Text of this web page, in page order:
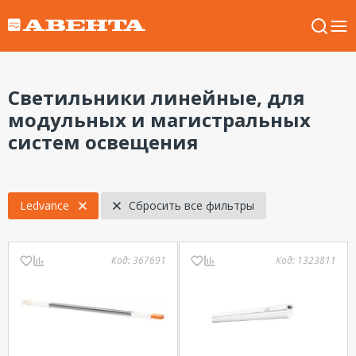
Светильники линейные, для
модульных и магистральных
систем освещения
Ledvance Сбросить все фильтры
Код:367691 Код: 1323811